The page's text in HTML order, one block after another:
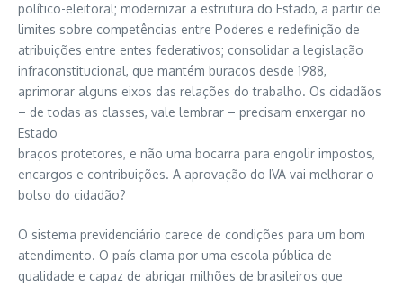
político-eleitoral; modernizar a estrutura do Estado, a partir de
limites sobre competências entre Poderes e redefinição de
atribuições entre entes federativos; consolidar a legislação
infraconstitucional, que mantém buracos desde 1988,
aprimorar alguns eixos das relações do trabalho. Os cidadãos
– de todas as classes, vale lembrar – precisam enxergar no
Estado
braços protetores, e não uma bocarra para engolir impostos,
encargos e contribuições. A aprovação do IVA vai melhorar o
bolso do cidadão?
O sistema previdenciário carece de condições para um bom
atendimento. O país clama por uma escola pública de
qualidade e capaz de abrigar milhões de brasileiros que